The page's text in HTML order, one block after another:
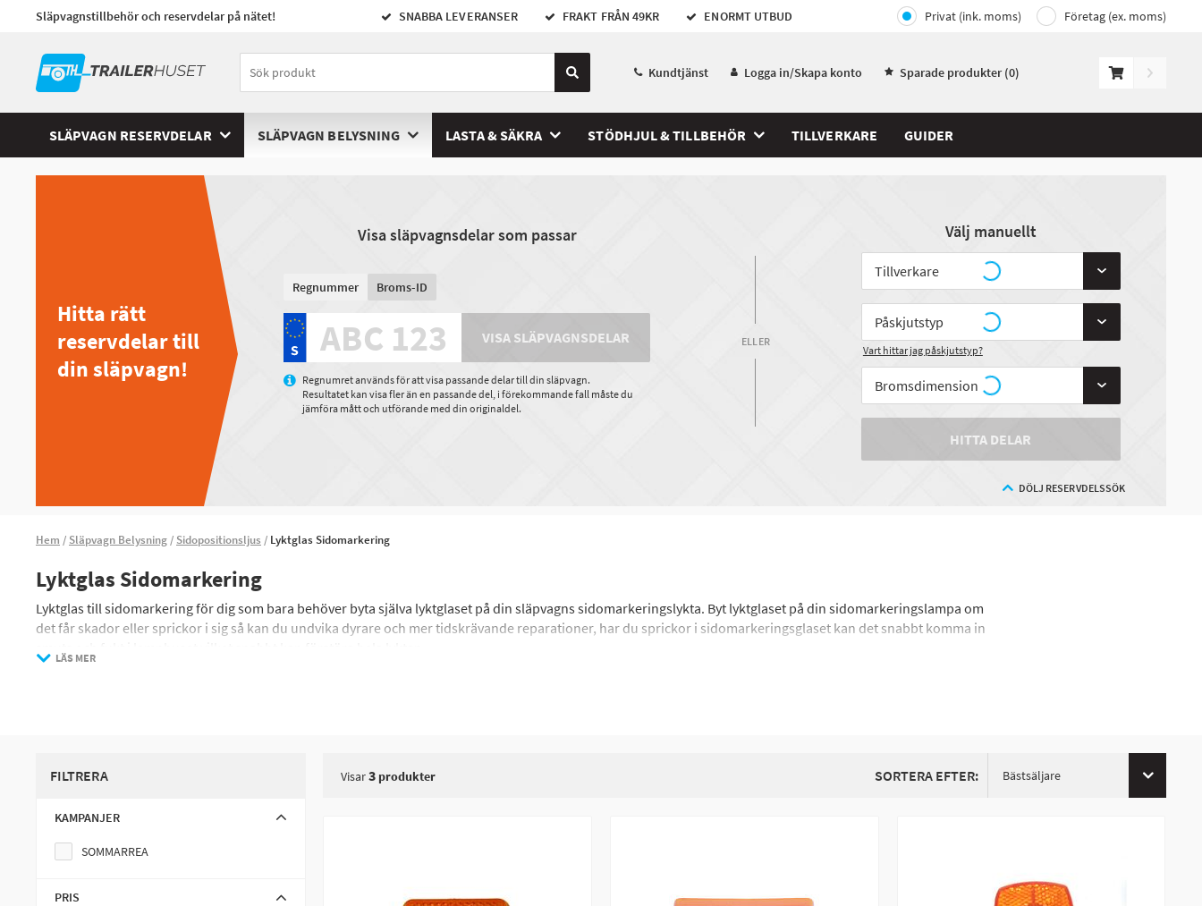
Släpvagnstillbehör och reservdelar på nätet! SNABBA LEVERANSER FRAKT FRÅN 49KR ENORMT UTBUD Privat (ink. moms) Företag (ex. moms)
Kundtjänst Logga in/Skapa konto Sparade produkter (0)
SLÄPVAGN RESERVDELAR SLÄPVAGN BELYSNING LASTA & SÄKRA STÖDHJUL & TILLBEHÖR TILLVERKARE GUIDER
Hitta rätt
reservdelar till
din släpvagn!
Visa släpvagnsdelar som passar
Regnummer Broms-ID
VISA SLÄPVAGNSDELAR
Regnumret används för att visa passande delar till din släpvagn.
Resultatet kan visa fler än en passande del, i förekommande fall måste du
jämföra mått och utförande med din originaldel.
ELLER
Välj manuellt
Vart hittar jag påskjutstyp?
HITTA DELAR
DÖLJ RESERVDELSSÖK
Hem Släpvagn Belysning Sidopositionsljus Lyktglas Sidomarkering
Lyktglas Sidomarkering
Lyktglas till sidomarkering för dig som bara behöver byta själva lyktglaset på din släpvagns sidomarkeringslykta. Byt lyktglaset på din sidomarkeringslampa om
det får skador eller sprickor i sig så kan du undvika dyrare och mer tidskrävande reparationer, har du sprickor i sidomarkeringsglaset kan det snabbt komma in
LÄS MER
FILTRERA
KAMPANJER
SOMMARREA
PRIS
Visar3produkter SORTERA EFTER: Bästsäljare